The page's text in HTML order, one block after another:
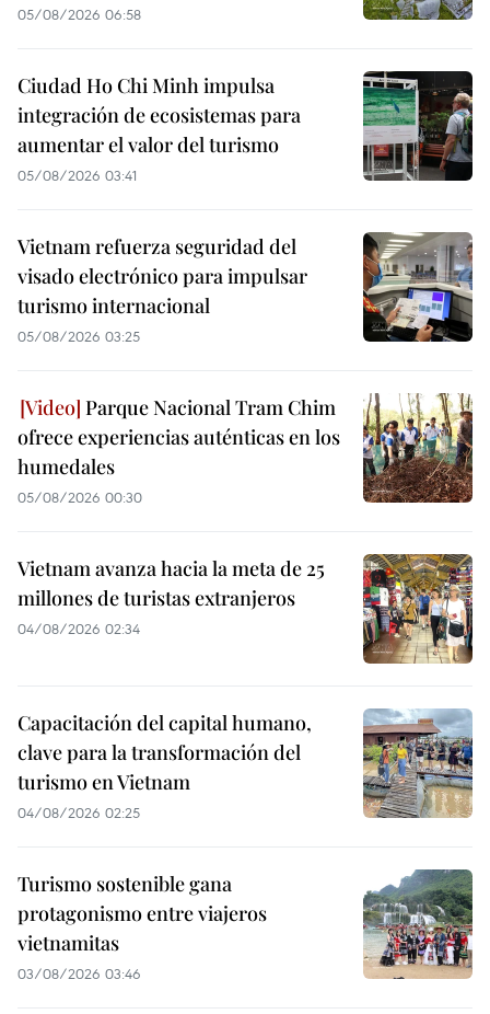
05/08/2026 06:58
Ciudad Ho Chi Minh impulsa
integración de ecosistemas para
aumentar el valor del turismo
05/08/2026 03:41
Vietnam refuerza seguridad del
visado electrónico para impulsar
turismo internacional
05/08/2026 03:25
Parque Nacional Tram Chim
ofrece experiencias auténticas en los
humedales
05/08/2026 00:30
Vietnam avanza hacia la meta de 25
millones de turistas extranjeros
04/08/2026 02:34
Capacitación del capital humano,
clave para la transformación del
turismo en Vietnam
04/08/2026 02:25
Turismo sostenible gana
protagonismo entre viajeros
vietnamitas
03/08/2026 03:46